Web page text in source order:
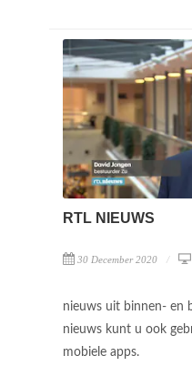
RTL NIEUWS
30 December 2020
nieuws uit binnen- en
nieuws kunt u ook
mobiele apps.